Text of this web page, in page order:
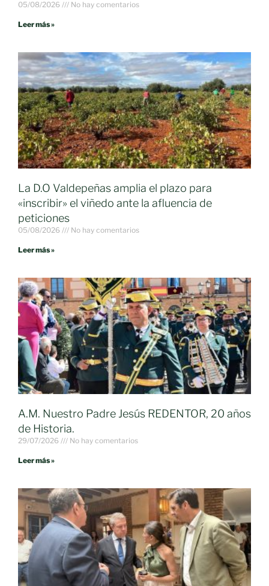
05/08/2026 No hay comentarios
Leer más »
La D.O Valdepeñas amplia el plazo para
«inscribir» el viñedo ante la afluencia de
peticiones
05/08/2026 No hay comentarios
Leer más »
A.M. Nuestro Padre Jesús REDENTOR, 20 años
de Historia.
29/07/2026 No hay comentarios
Leer más »